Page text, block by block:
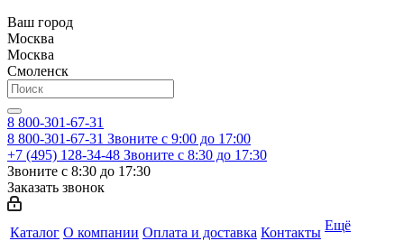
Ваш город
Москва
Москва
Смоленск
8 800-301-67-31
8 800-301-67-31 Звоните с 9:00 до 17:00
+7 (495) 128-34-48 Звоните с 8:30 до 17:30
Звоните с 8:30 до 17:30
Заказать звонок
Каталог О компании Оплата и доставка Контакты Ещё